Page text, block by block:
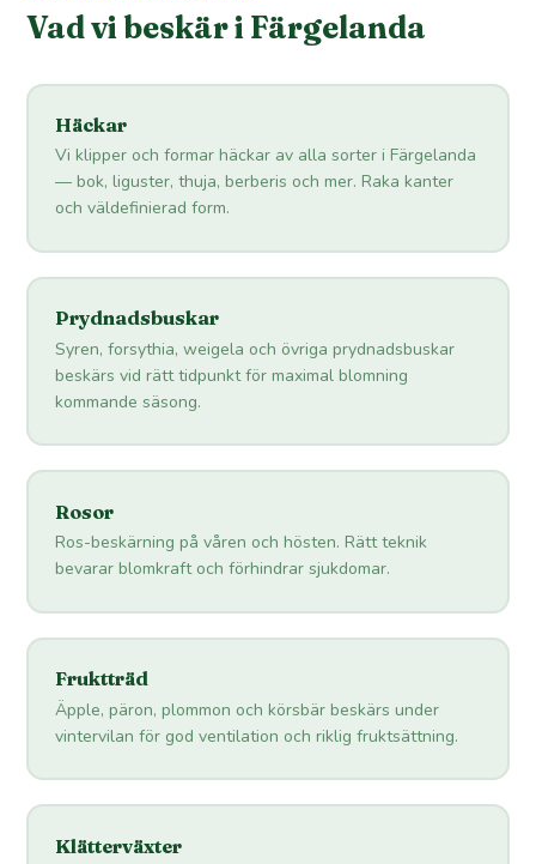
Vad vi beskär i Färgelanda
Häckar
Vi klipper och formar häckar av alla sorter i Färgelanda
— bok, liguster, thuja, berberis och mer. Raka kanter
och väldefinierad form.
Prydnadsbuskar
Syren, forsythia, weigela och övriga prydnadsbuskar
beskärs vid rätt tidpunkt för maximal blomning
kommande säsong.
Rosor
Ros-beskärning på våren och hösten. Rätt teknik
bevarar blomkraft och förhindrar sjukdomar.
Fruktträd
Äpple, päron, plommon och körsbär beskärs under
vintervilan för god ventilation och riklig fruktsättning.
Klätterväxter